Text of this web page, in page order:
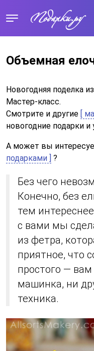
Объемная
Новогодняя поделка
Мастер-класс.
Смотрите и другие [
новогодние подарки
А может вы
подарками ] ?
Без чего
Конечно, без
тем
с вами мы
из фетра,
приятное, что
простого —
машинка, ни
техника.